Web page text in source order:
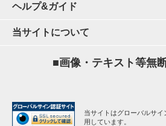
ヘルプ&ガイド
当サイトについて
■画像・テキスト等無
当サイトはグローバルサ
用しています。